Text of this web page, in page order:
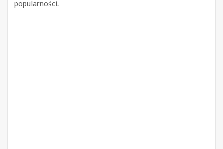
popularności.